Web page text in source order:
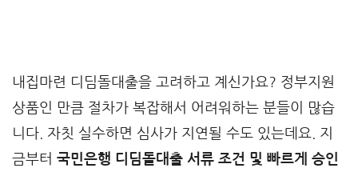
내집마련 디딤돌대출을 고려하고 계신가요? 정부지원
상품인 만큼 절차가 복잡해서 어려워하는 분들이 많습
니다. 자칫 실수하면 심사가 지연될 수도 있는데요. 지
금부터 국민은행 디딤돌대출 서류 조건 및 빠르게 승인